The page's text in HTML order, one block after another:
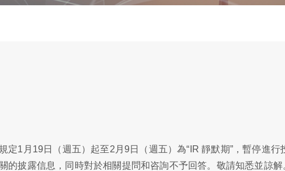
1月19日（週五）起至2月9日（週五）為“IR 靜默期”，暫停進行
披露信息，同時對於相關提問和咨詢不予回答。敬請知悉並諒解